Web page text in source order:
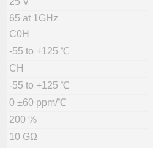
65 at 1GHz
C0H
-55 to +125 ℃
CH
-55 to +125 ℃
0 ±60 ppm/℃
200 %
10 GΩ